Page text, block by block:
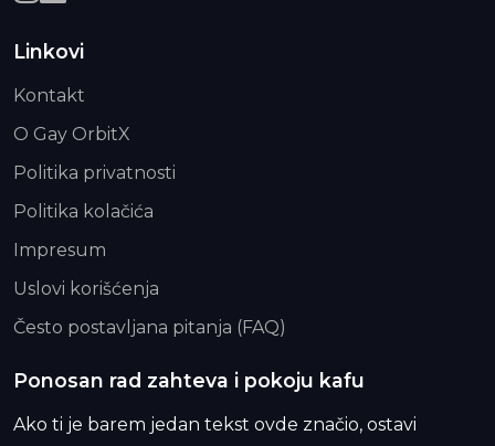
Linkovi
Kontakt
O Gay OrbitX
Politika privatnosti
Politika kolačića
Impresum
Uslovi korišćenja
Često postavljana pitanja (FAQ)
Ponosan rad zahteva i pokoju kafu
Ako ti je barem jedan tekst ovde značio, ostavi